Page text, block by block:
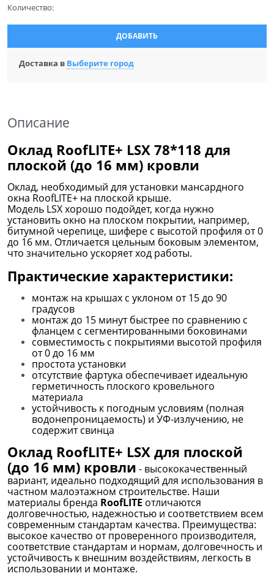
Количество:
ДОБАВИТЬ
Доставка в Выберите город
Описание
Оклад RoofLITE+ LSX 78*118 для
плоской (до 16 мм) кровли
Оклад, необходимый для установки мансардного
окна RoofLITE+ на плоской крыше.
Модель LSX хорошо подойдет, когда нужно
установить окно на плоском покрытии, например,
битумной черепице, шифере с высотой профиля от 0
до 16 мм. Отличается цельным боковым элементом,
что значительно ускоряет ход работы.
Практические характеристики:
монтаж на крышах с уклоном от 15 до 90
градусов
монтаж до 15 минут быстрее по сравнению с
фланцем с сегментированными боковинами
совместимость с покрытиями высотой профиля
от 0 до 16 мм
простота установки
отсутствие фартука обеспечивает идеальную
герметичность плоского кровельного
материала
устойчивость к погодным условиям (полная
водонепроницаемость) и УФ-излучению, не
содержит свинца
Оклад RoofLITE+ LSX для плоской
(до 16 мм) кровли - высококачественный
вариант, идеально подходящий для использования в
частном малоэтажном строительстве. Наши
материалы бренда RoofLITE отличаются
долговечностью, надежностью и соответствием всем
современным стандартам качества. Преимущества:
высокое качество от проверенного производителя,
соответствие стандартам и нормам, долговечность и
устойчивость к внешним воздействиям, легкость в
использовании и монтаже.